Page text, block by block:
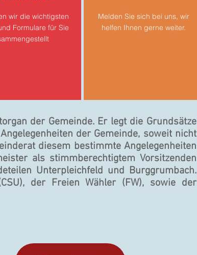
wir die wichtigsten
Formulare für Sie
Melden Sie sich bei uns, wir
helfen Ihnen gerne weiter.
der Gemeinde. Er legt die Grundsätze
der Gemeinde, soweit nicht
diesem bestimmte Angelegen­heiten
als stimmberechtigtem Vorsitzenden
Unterpleichfeld und Burggrumbach.
der Freien Wähler (FW), sowie der